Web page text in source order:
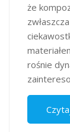
że
rośnie